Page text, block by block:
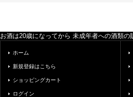
お酒は20歳になってから 未成年者への酒類の
ホーム
新規登録はこちら
ショッピングカート
ログイン